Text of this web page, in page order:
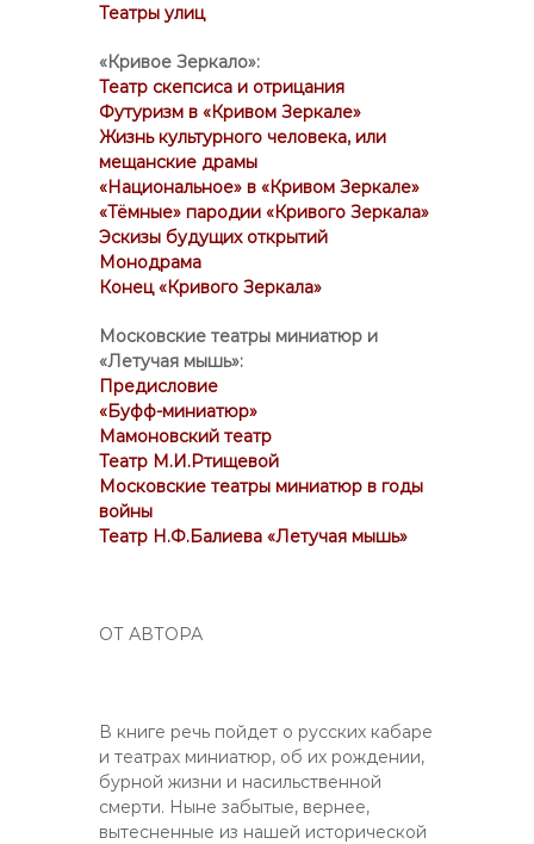
Театры улиц
«Кривое Зеркало»:
Театр скепсиса и отрицания
Футуризм в «Кривом Зеркале»
Жизнь культурного человека, или
мещанские драмы
«Национальное» в «Кривом Зеркале»
«Тёмные» пародии «Кривого Зеркала»
Эскизы будущих открытий
Монодрама
Конец «Кривого Зеркала»
Московские театры миниатюр и
«Летучая мышь»:
Предисловие
«Буфф-миниатюр»
Мамоновский театр
Театр М.И.Ртищевой
Московские театры миниатюр в годы
войны
Театр Н.Ф.Балиева «Летучая мышь»
ОТ АВТОРА
В книге речь пойдет о русских кабаре
и театрах миниатюр, об их рождении,
бурной жизни и насильственной
смерти. Ныне забытые, вернее,
вытесненные из нашей исторической